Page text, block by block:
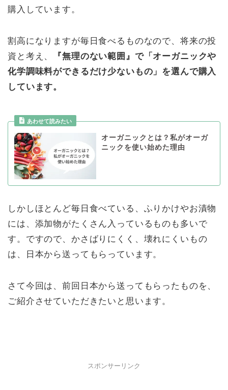
購入しています。
割高になりますが毎日食べるものなので、将来の投
資と考え、
『無理のない範囲』で「オーガニックや
化学調味料ができるだけ少ないもの」を選んで購入
しています。
オーガニックとは？私がオーガ
ニックを使い始めた理由
しかしほとんど毎日食べている、ふりかけやお漬物
には、添加物がたくさん入っているものも多いで
す。ですので、かさばりにくく、壊れにくいもの
は、日本から送ってもらっています。
さて今回は、前回日本から送ってもらったものを、
ご紹介させていただきたいと思います。
スポンサーリンク